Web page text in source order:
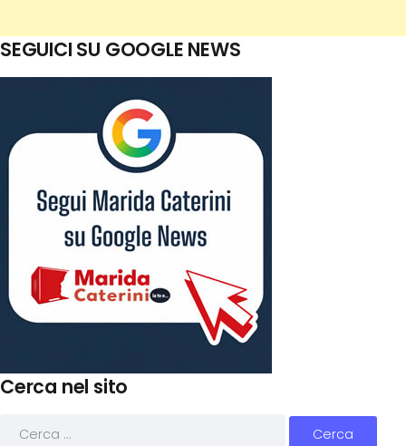
SEGUICI SU GOOGLE NEWS
Cerca nel sito